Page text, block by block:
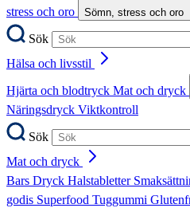
stress och oro
Sömn, stress och oro
Sök
Hälsa och livsstil
Hjärta och blodtryck Mat och dryck
Näringsdryck Viktkontroll
Sök
Mat och dryck
Bars Dryck Halstabletter
godis Superfood Tuggummi